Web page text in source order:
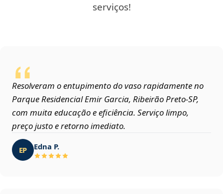
serviços!
Resolveram o entupimento do vaso rapidamente no
Parque Residencial Emir Garcia, Ribeirão Preto‑SP,
com muita educação e eficiência. Serviço limpo,
preço justo e retorno imediato.
EP Edna P.